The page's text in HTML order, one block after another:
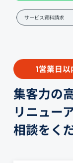
サービス資料請求
1営業日
集客力の
リニュー
相談をく